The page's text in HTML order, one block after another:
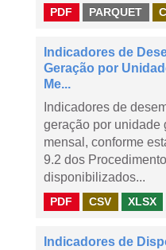
PDF PARQUET
Indicadores de
Geração por
Me...
Indicadores de
geração por unidade
mensal, conforme
9.2 dos
disponibilizados...
PDF CSV XLSX
Indicadores de